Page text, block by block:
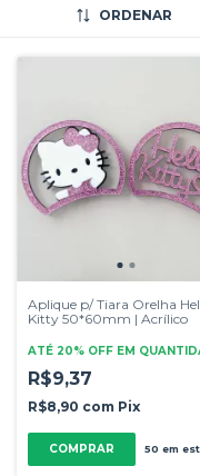
ORDENAR
Aplique p/ Tiara Orelha
Kitty 50*60mm | Acrílico
ATÉ 20% OFF EM
R$9,37
R$8,90 com Pix
COMPRAR 50 em